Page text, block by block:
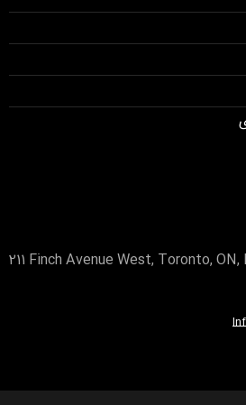
211 Finch Avenue West, Toronto, ON,